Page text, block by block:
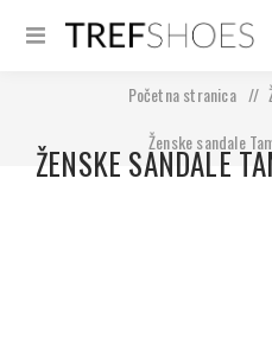
Početna stranica /
Ženske sandale
ŽENSKE SANDALE